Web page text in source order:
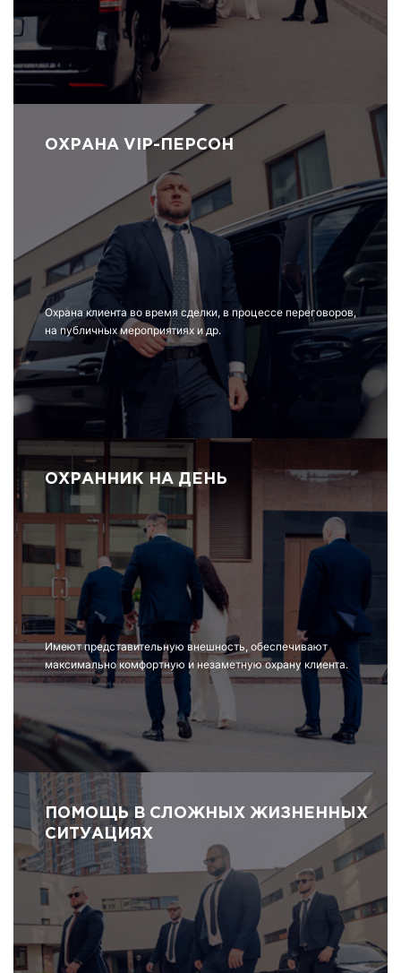
ОХРАНА VIP-ПЕРСОН
Охрана клиента во время сделки, в процессе переговоров,
на публичных мероприятиях и др.
ОХРАННИК НА ДЕНЬ
Имеют представительную внешность, обеспечивают
максимально комфортную и незаметную охрану клиента.
ПОМОЩЬ В СЛОЖНЫХ ЖИЗНЕННЫХ
СИТУАЦИЯХ